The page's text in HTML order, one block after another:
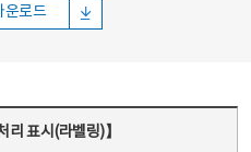
운로드
리 표시(라벨링)】